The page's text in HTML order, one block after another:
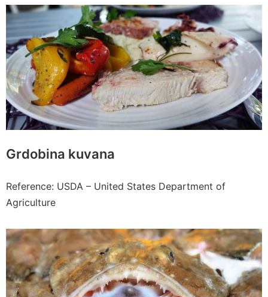
Grdobina kuvana
Reference: USDA – United States Department of
Agriculture